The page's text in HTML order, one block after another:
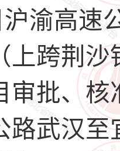
渝高速
上跨荆
审批、
路武汉